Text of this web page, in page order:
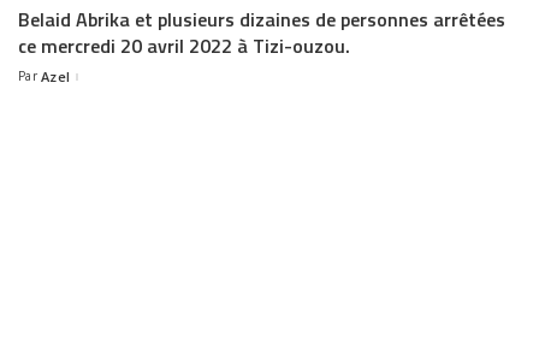
Belaid Abrika et plusieurs dizaines de personnes arrêtées
ce mercredi 20 avril 2022 à Tizi-ouzou.
Par Azel